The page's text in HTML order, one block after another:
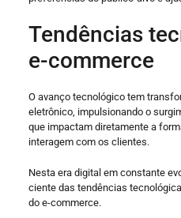
Tendências
e-commerce
O avanço tecnológico tem
eletrônico, impulsionando o
que impactam diretamente a
interagem com os clientes.
Nesta era digital em constante
ciente das tendências
do e-commerce.